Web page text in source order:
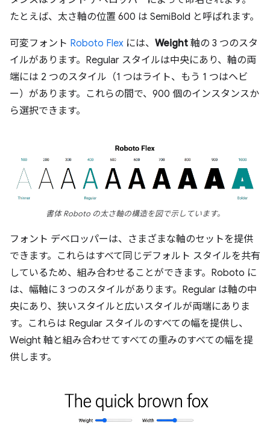
たとえば、太さ軸の位置 600 は SemiBold と呼ばれます。
可変フォント Roboto Flex には、 Weight 軸の 3 つのスタ
イルがあります。Regular スタイルは中央にあり、軸の両
端には 2 つのスタイル（1 つはライト、もう 1 つはヘビ
ー）があります。これらの間で、900 個のインスタンスか
ら選択できます。
書体 Roboto の太さ軸の構造を図で示しています。
フォント デベロッパーは、さまざまな軸のセットを提供
できます。これらはすべて同じデフォルト スタイルを共有
しているため、組み合わせることができます。Roboto に
は、幅軸に 3 つのスタイルがあります。Regular は軸の中
央にあり、狭いスタイルと広いスタイルが両端にありま
す。これらは Regular スタイルのすべての幅を提供し、
Weight 軸と組み合わせてすべての重みのすべての幅を提
供します。